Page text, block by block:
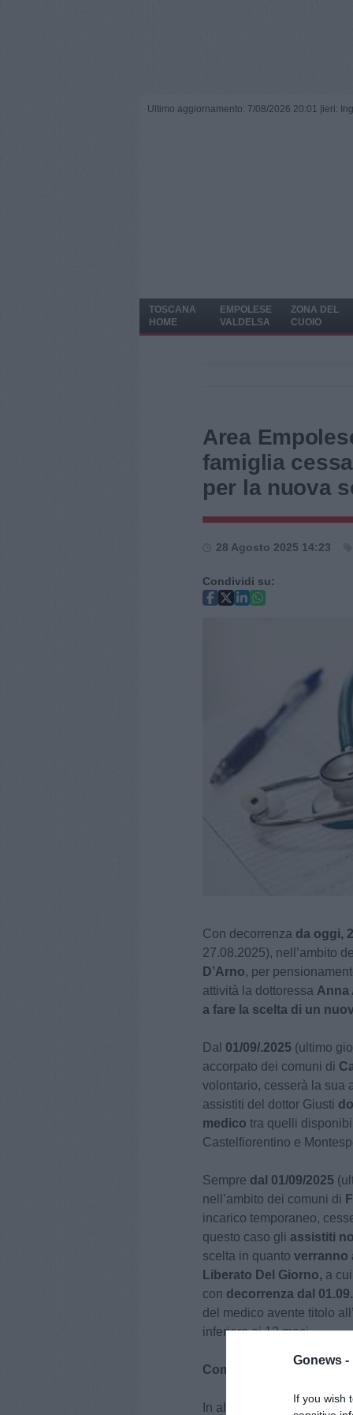
Gonews -
If you wish
Ultimo aggiornamento: 7/08/2026 20:01 | ieri:
TOSCANA
HOME
EMPOLESE
VALDELSA
ZONA DEL
CUOIO
Area
famiglia
per la nuova
28 Agosto 2025 14:23
Condividi su:
Con decorrenza da oggi,
27.08.2025), nell’ambito
D’Arno, per
attività la dottoressa Anna
a fare la scelta di un
Dal 01/09/.2025 (ultimo
accorpato dei comuni di
volontario, cesserà la sua
assistiti del dottor Giusti
medico tra quelli
Castelfiorentino e
Sempre dal 01/09/2025
nell’ambito dei comuni di
incarico temporaneo,
questo caso gli assistiti
scelta in quanto verranno
Liberato Del Giorno, a
con decorrenza dal
del medico avente titolo
inferiore ai 12 mesi.
Come Scegliere i Medici
In alternativa a recarsi in